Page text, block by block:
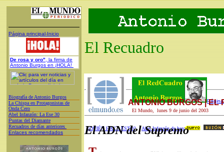
Página principal-Inicio
De rosa y oro" , la firma de
Antonio Burgos en ¡HOLA!
Biografía de Antonio Burgos
La Chispa en Protagonistas de
Onda Cero
Abel Infanzón: La Ese 30
Puntas del Diamante
Recuadros de días anteriores
Enlaces recomendados
El Recuadro
El Mundo, lunes 9 de junio del 2003
¿QUIÉN HACE ESTO? Abel Infanzón de hoy
ANTONIO BURGOS | EL
El ADN del Supremo